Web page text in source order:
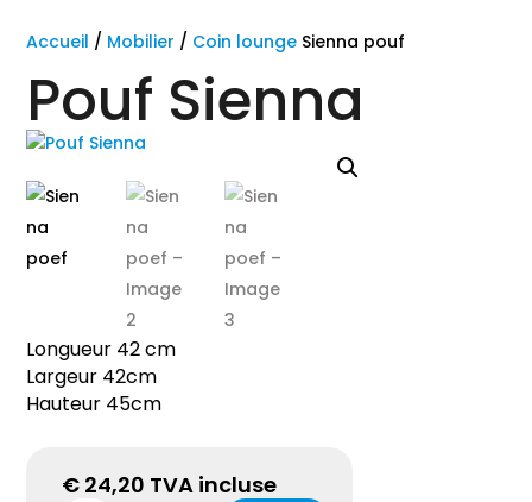
Accueil / Mobilier / Coin lounge Sienna pouf
Pouf Sienna
Longueur 42 cm
Largeur 42cm
Hauteur 45cm
€ 24,20 TVA incluse